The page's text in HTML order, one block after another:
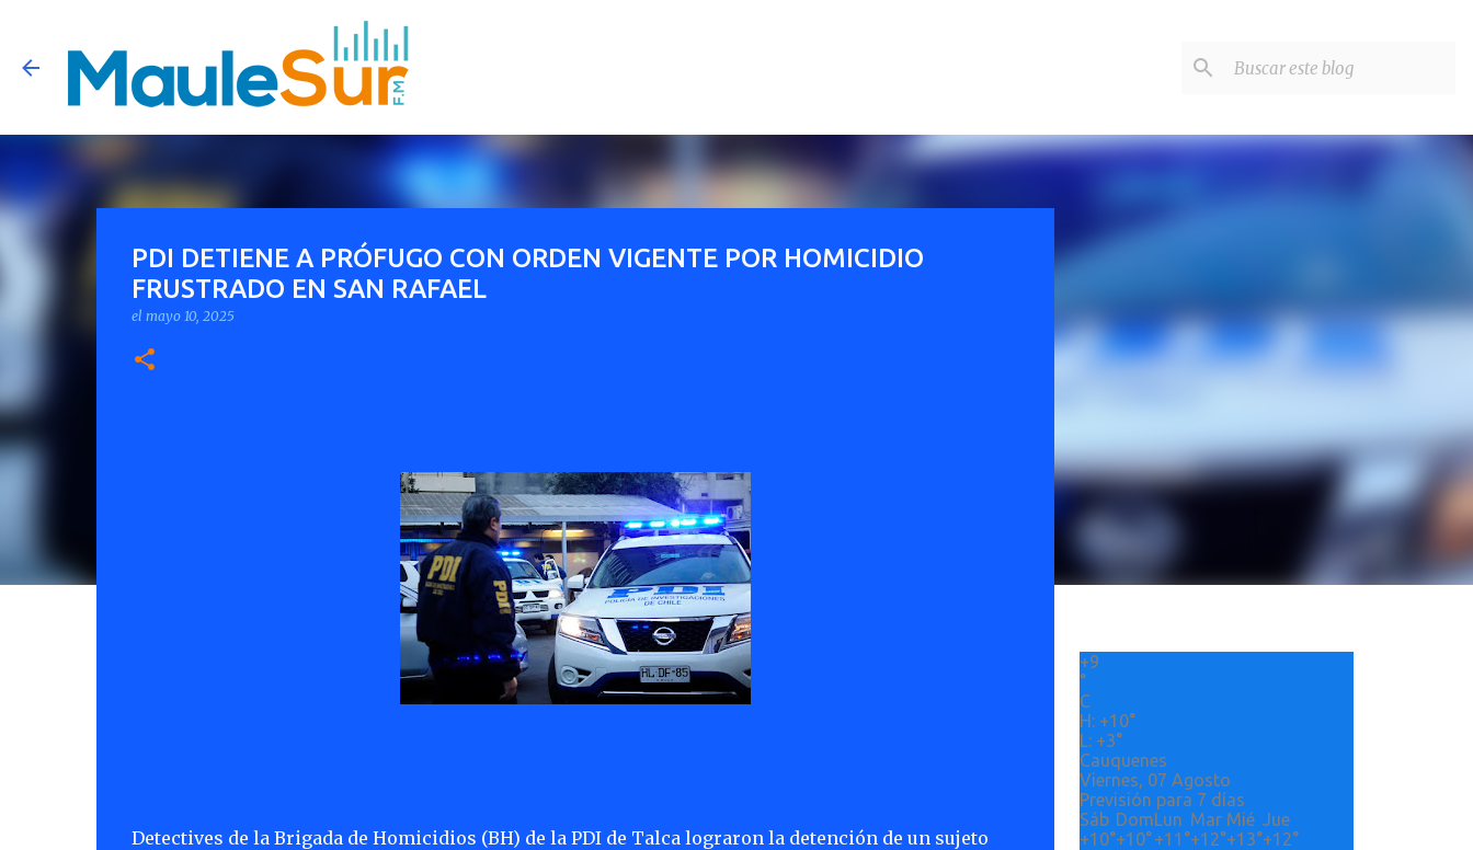
PDI DETIENE A PRÓFUGO CON ORDEN VIGENTE POR HOMICIDIO
FRUSTRADO EN SAN RAFAEL
el mayo 10, 2025
Detectives de la Brigada de Homicidios (BH) de la PDI de Talca lograron la detención de un sujeto
+9
°
C
H: +10°
L: +3°
Cauquenes
Viernes, 07 Agosto
Previsión para 7 días
Sáb DomLun Mar Mié Jue
+10°+10°+11°+12°+13°+12°